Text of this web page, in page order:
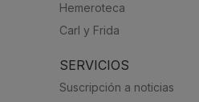
Hemeroteca
Carl y Frida
SERVICIOS
Suscripción a noticias